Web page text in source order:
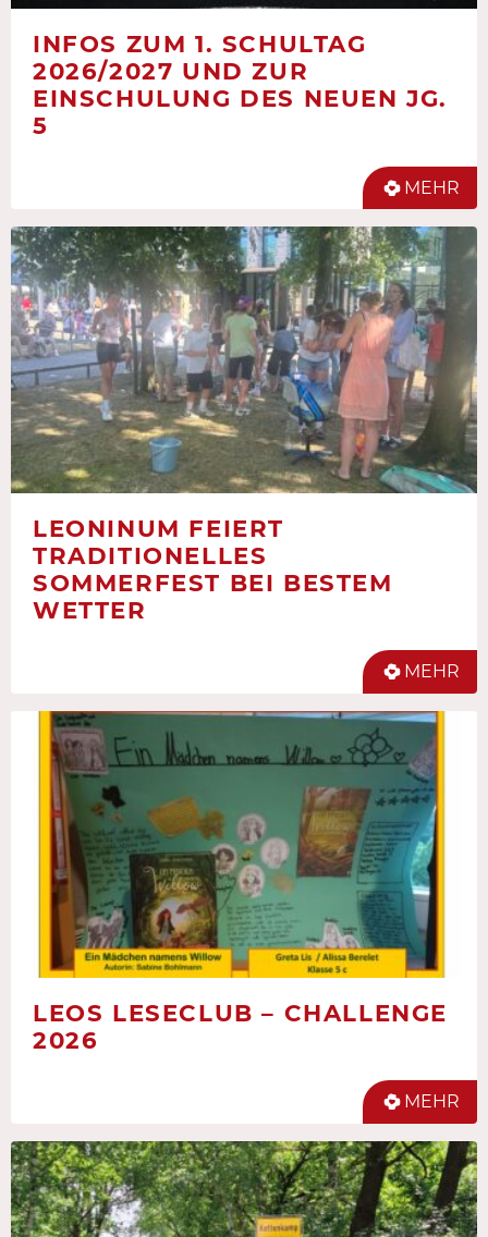
INFOS ZUM 1. SCHULTAG
2026/2027 UND ZUR
EINSCHULUNG DES NEUEN JG.
5
MEHR
LEONINUM FEIERT
TRADITIONELLES
SOMMERFEST BEI BESTEM
WETTER
MEHR
LEOS LESECLUB – CHALLENGE
2026
MEHR